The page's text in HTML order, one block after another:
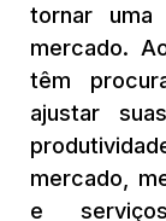
tornar uma
mercado.
têm
ajustar
mercado,
e